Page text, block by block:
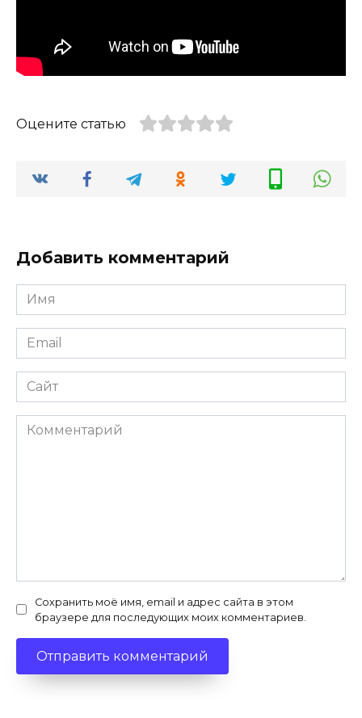
Оцените статью
Добавить комментарий
Имя
*
Email
*
Сайт
Комментарий
Сохранить моё имя, email и адрес сайта в этом
браузере для последующих моих комментариев.